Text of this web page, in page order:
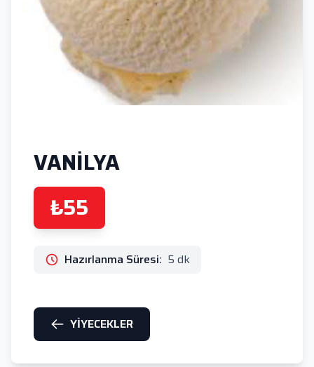
VANİLYA
₺55
Hazırlanma Süresi: 5 dk
YİYECEKLER